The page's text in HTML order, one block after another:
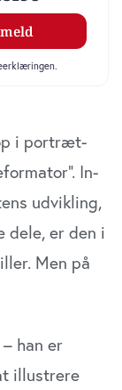
i portræt­
In­
udvikling,
dele, er den i
Men på
han er
illustrere